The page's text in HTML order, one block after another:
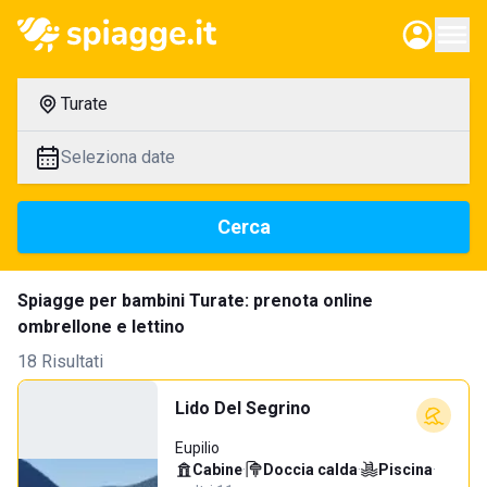
Turate
Seleziona date
Cerca
Spiagge per bambini Turate: prenota online
ombrellone e lettino
18 Risultati
Lido Del Segrino
Eupilio
Cabine· Doccia calda· Piscina·